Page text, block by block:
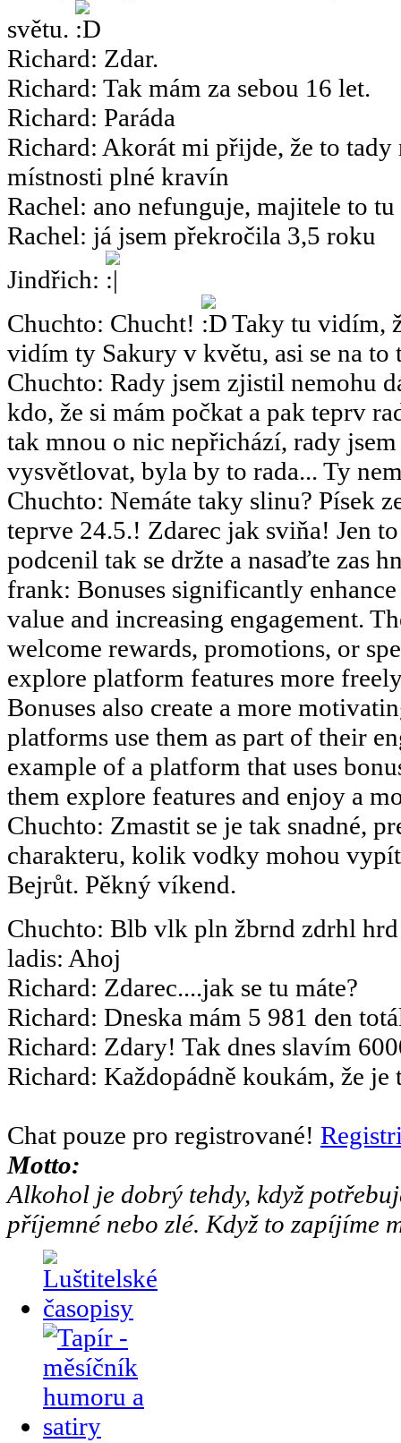
světu.
Richard: Zdar.
Richard: Tak mám za sebou 16 let.
Richard: Paráda
Richard: Akorát mi přijde, že to tady
místnosti plné kravín
Rachel: ano nefunguje, majitele to
Rachel: já jsem překročila 3,5 roku
Jindřich:
Chuchto: Chucht!
Taky tu vidím,
vidím ty Sakury v květu, asi se na to
Chuchto: Rady jsem zjistil nemohu
kdo, že si mám počkat a pak teprv
tak mnou o nic nepřichází, rady
vysvětlovat, byla by to rada... Ty
Chuchto: Nemáte taky slinu? Písek
teprve 24.5.! Zdarec jak sviňa! Jen
podcenil tak se držte a nasaďte zas
frank: Bonuses significantly
value and increasing engagement.
welcome rewards, promotions, or
explore platform features more
Bonuses also create a more
platforms use them as part of their
example of a platform that uses
them explore features and enjoy a
Chuchto: Zmastit se je tak snadné,
charakteru, kolik vodky mohou
Bejrůt. Pěkný víkend.
Chuchto: Blb vlk pln žbrnd zdrhl
ladis: Ahoj
Richard: Zdarec....jak se tu máte?
Richard: Dneska mám 5 981 den
Richard: Zdary! Tak dnes slavím
Richard: Každopádně koukám, že
Chat pouze pro registrované!
Motto:
Alkohol je dobrý tehdy, když
příjemné nebo zlé. Když to zapíjíme